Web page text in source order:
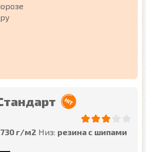
730 г/м2 Низ: резина с шипами